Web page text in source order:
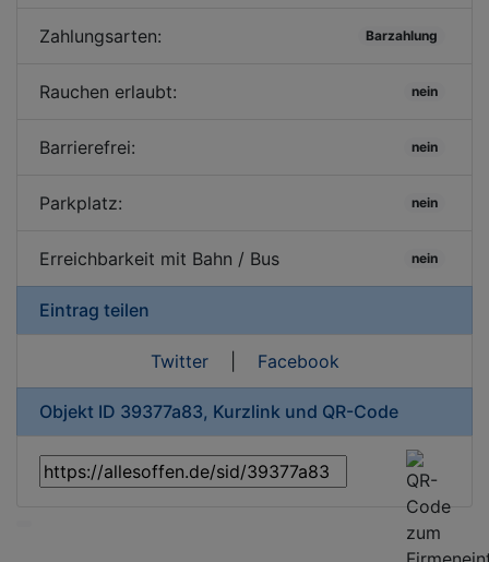
Zahlungsarten: Barzahlung
Rauchen erlaubt: nein
Barrierefrei: nein
Parkplatz: nein
Erreichbarkeit mit Bahn / Bus nein
Eintrag teilen
Twitter| Facebook
Objekt ID 39377a83, Kurzlink und QR-Code